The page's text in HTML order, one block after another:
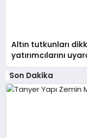
Altın tutkunları
yatırımcılarını
Son Dakika